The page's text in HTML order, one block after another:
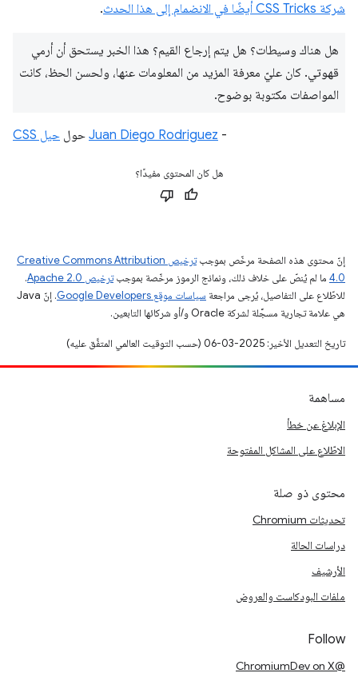
شركة CSS Tricks أيضًا في الانضمام إلى هذا الحدث
.
هل هناك وسيطات؟ هل يتم إرجاع القيم؟ هذا الخبر يستحق أن أرمي
قهوتي. كان عليّ معرفة المزيد من المعلومات عنها، ولحسن الحظ، كانت
المواصفات مكتوبة بوضوح.
-
Juan Diego Rodriguez حول حيل CSS
هل كان المحتوى مفيدًا؟
إنّ محتوى هذه الصفحة مرخّص بموجب
ترخيص Creative Commons Attribution
4.0‏ ما لم يُنصّ على خلاف ذلك، ونماذج الرموز مرخّصة بموجبترخيص Apache 2.0‏
.
للاطّلاع على التفاصيل، يُرجى مراجعة سياسات موقع Google Developers‏
. إنّ Java
هي علامة تجارية مسجَّلة لشركة Oracle و/أو شركائها التابعين.
تاريخ التعديل الأخير: 2025-03-06 (حسب التوقيت العالمي المتفَّق عليه)
مساهمة
الإبلاغ عن خطأ
الاطّلاع على المشاكل المفتوحة
محتوى ذو صلة
تحديثات Chromium
دراسات الحالة
الأرشيف
ملفات البودكاست والعروض
Follow
@ChromiumDev on X